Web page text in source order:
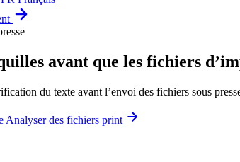
avant que les fichiers
du texte avant l’envoi des fichiers sous
Analyser des fichiers print